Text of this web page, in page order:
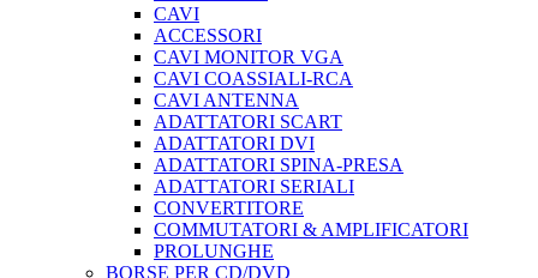
CAVI
ACCESSORI
CAVI MONITOR VGA
CAVI COASSIALI-RCA
CAVI ANTENNA
ADATTATORI SCART
ADATTATORI DVI
ADATTATORI SPINA-PRESA
ADATTATORI SERIALI
CONVERTITORE
COMMUTATORI & AMPLIFICATORI
PROLUNGHE
BORSE PER CD/DVD